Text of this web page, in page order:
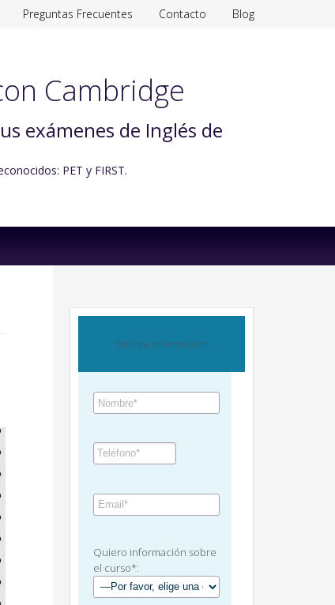
Preguntas Frecuentes Contacto Blog
Cambridge
exámenes de Inglés de
PET y FIRST.
Solicita información
Quiero información sobre
el curso*: